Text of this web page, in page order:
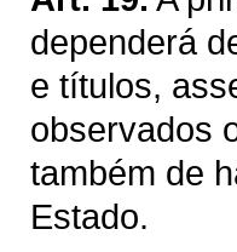
dependerá
e títulos,
observados
também de
Estado.